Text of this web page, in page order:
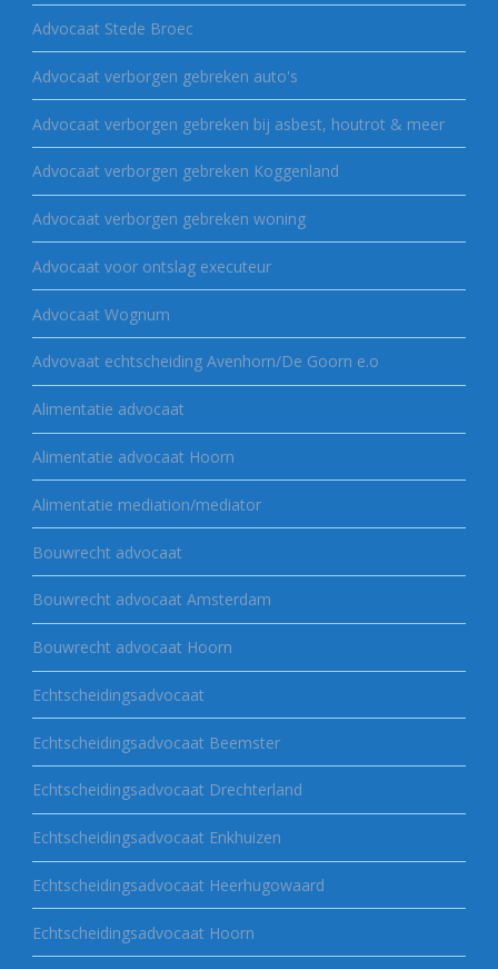
Advocaat Stede Broec
Advocaat verborgen gebreken auto's
Advocaat verborgen gebreken bij asbest, houtrot & meer
Advocaat verborgen gebreken Koggenland
Advocaat verborgen gebreken woning
Advocaat voor ontslag executeur
Advocaat Wognum
Advovaat echtscheiding Avenhorn/De Goorn e.o
Alimentatie advocaat
Alimentatie advocaat Hoorn
Alimentatie mediation/mediator
Bouwrecht advocaat
Bouwrecht advocaat Amsterdam
Bouwrecht advocaat Hoorn
Echtscheidingsadvocaat
Echtscheidingsadvocaat Beemster
Echtscheidingsadvocaat Drechterland
Echtscheidingsadvocaat Enkhuizen
Echtscheidingsadvocaat Heerhugowaard
Echtscheidingsadvocaat Hoorn